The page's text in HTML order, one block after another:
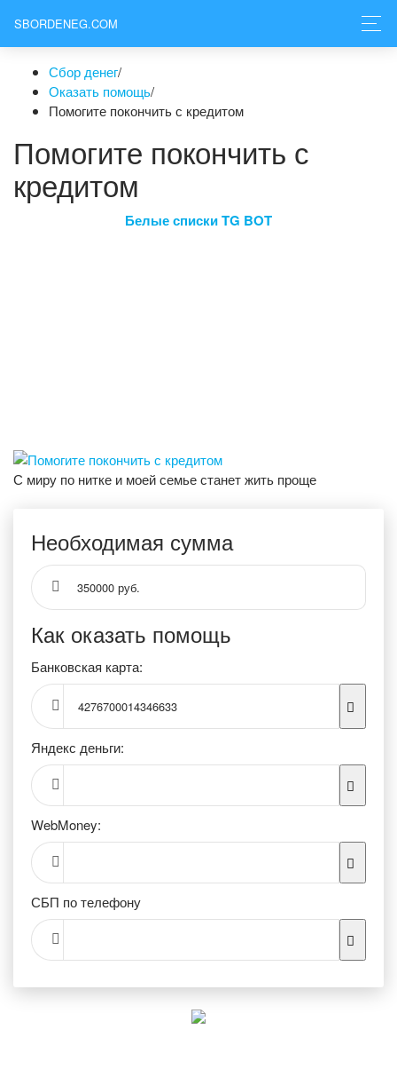
SBORDENEG.COM
Сбор денег/
Оказать помощь/
Помогите покончить с кредитом
Помогите покончить с
кредитом
Белые списки TG BOT
С миру по нитке и моей семье станет жить проще
Необходимая сумма
350000 руб.
Как оказать помощь
Банковская карта:
4276700014346633
Яндекс деньги:
WebMoney:
СБП по телефону